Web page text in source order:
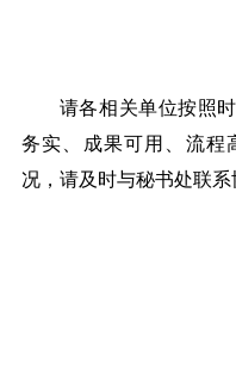
请各相关单位按照
务实、成果可用、流程
况，请及时与秘书处联系